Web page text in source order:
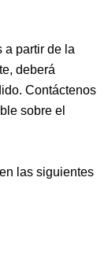
a partir de la
deberá
Contáctenos
sobre el
las siguientes